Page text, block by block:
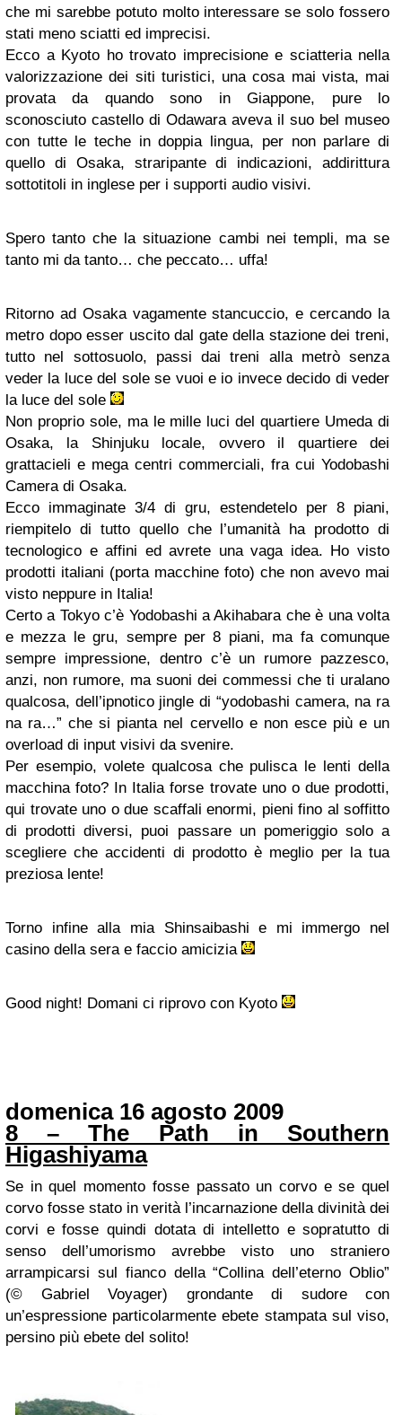
che mi sarebbe potuto molto interessare se solo fossero
stati meno sciatti ed imprecisi.
Ecco a Kyoto ho trovato imprecisione e sciatteria nella
valorizzazione dei siti turistici, una cosa mai vista, mai
provata da quando sono in Giappone, pure lo
sconosciuto castello di Odawara aveva il suo bel museo
con tutte le teche in doppia lingua, per non parlare di
quello di Osaka, straripante di indicazioni, addirittura
sottotitoli in inglese per i supporti audio visivi.
Spero tanto che la situazione cambi nei templi, ma se
tanto mi da tanto… che peccato… uffa!
Ritorno ad Osaka vagamente stancuccio, e cercando la
metro dopo esser uscito dal gate della stazione dei treni,
tutto nel sottosuolo, passi dai treni alla metrò senza
veder la luce del sole se vuoi e io invece decido di veder
la luce del sole
Non proprio sole, ma le mille luci del quartiere Umeda di
Osaka, la Shinjuku locale, ovvero il quartiere dei
grattacieli e mega centri commerciali, fra cui Yodobashi
Camera di Osaka.
Ecco immaginate 3/4 di gru, estendetelo per 8 piani,
riempitelo di tutto quello che l’umanità ha prodotto di
tecnologico e affini ed avrete una vaga idea. Ho visto
prodotti italiani (porta macchine foto) che non avevo mai
visto neppure in Italia!
Certo a Tokyo c’è Yodobashi a Akihabara che è una volta
e mezza le gru, sempre per 8 piani, ma fa comunque
sempre impressione, dentro c’è un rumore pazzesco,
anzi, non rumore, ma suoni dei commessi che ti uralano
qualcosa, dell’ipnotico jingle di “yodobashi camera, na ra
na ra…” che si pianta nel cervello e non esce più e un
overload di input visivi da svenire.
Per esempio, volete qualcosa che pulisca le lenti della
macchina foto? In Italia forse trovate uno o due prodotti,
qui trovate uno o due scaffali enormi, pieni fino al soffitto
di prodotti diversi, puoi passare un pomeriggio solo a
scegliere che accidenti di prodotto è meglio per la tua
preziosa lente!
Torno infine alla mia Shinsaibashi e mi immergo nel
casino della sera e faccio amicizia
Good night! Domani ci riprovo con Kyoto
domenica 16 agosto 2009
8 – The Path in Southern
Higashiyama
Se in quel momento fosse passato un corvo e se quel
corvo fosse stato in verità l’incarnazione della divinità dei
corvi e fosse quindi dotata di intelletto e sopratutto di
senso dell’umorismo avrebbe visto uno straniero
arrampicarsi sul fianco della “Collina dell’eterno Oblio”
(© Gabriel Voyager) grondante di sudore con
un’espressione particolarmente ebete stampata sul viso,
persino più ebete del solito!